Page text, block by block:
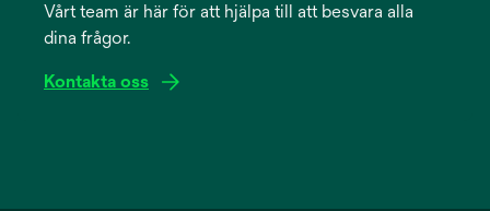
newVårt team är här för att hjälpa till att besvara alla
dina frågor.
Kontakta oss